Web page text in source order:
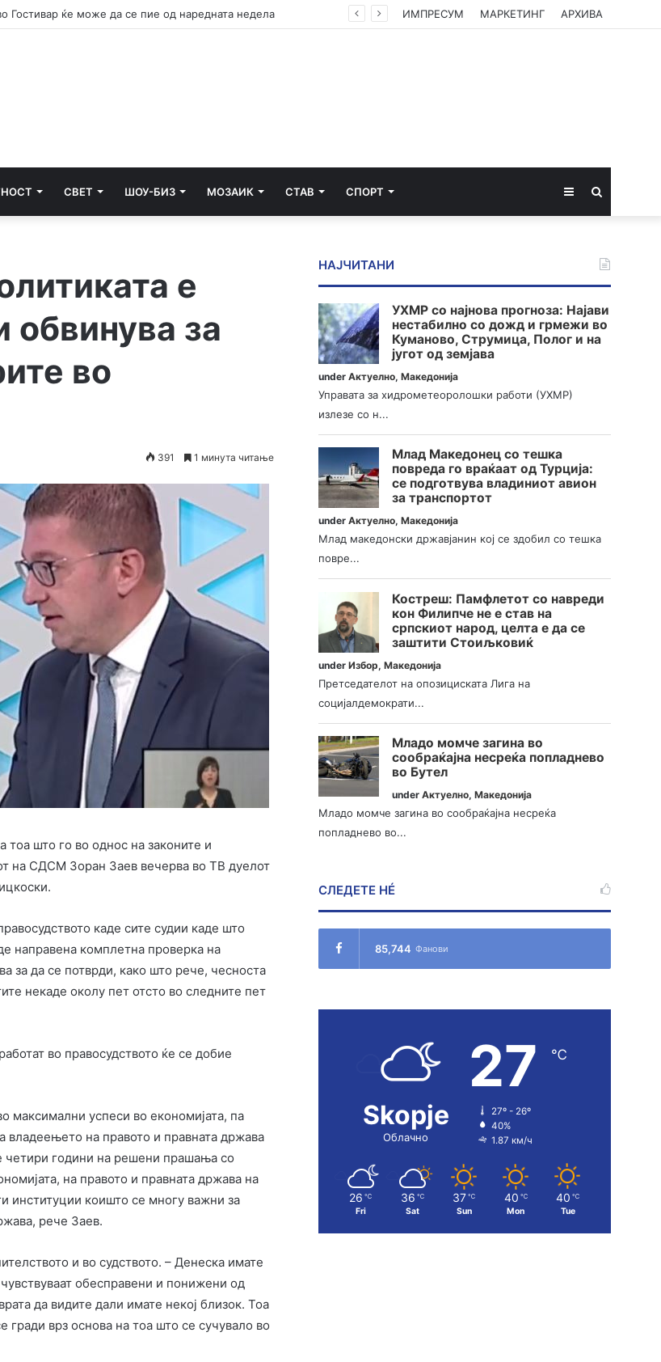
Гостивар ќе може да се пие од наредната недела ИМПРЕСУМ МАРКЕТИНГ АРХИВА
СВЕТ ШОУ-БИЗ МОЗАИК СТАВ СПОРТ Sidebar
е
за
во
391 1 минута читање
што го во однос на законите и
на СДСМ Зоран Заев вечерва во ТВ дуелот
каде сите судии каде што
направена комплетна проверка на
за да се потврди, како што рече, чесноста
некаде околу пет отсто во следните пет
во правосудството ќе се добие
максимални успеси во економијата, па
владеењето на правото и правната држава
четири години на решени прашања со
на правото и правната држава на
институции коишто се многу важни за
рече Заев.
и во судството. – Денеска имате
обесправени и понижени од
да видите дали имате некој близок. Тоа
врз основа на тоа што се сучувало во
НАЈЧИТАНИ
УХМР со најнова прогноза: Најави
нестабилно со дожд и грмежи во
Куманово, Струмица, Полог и на
југот од земјава
underАктуелно,Македонија
Управата за хидрометеоролошки работи (УХМР)
излезе со н...
Млад Македонец со тешка
повреда го враќаат од Турција:
се подготвува владиниот авион
за транспортот
underАктуелно,Македонија
Млад македонски државјанин кој се здобил со тешка
повре...
Костреш: Памфлетот со навреди
кон Филипче не е став на
српскиот народ, целта е да се
заштити Стоиљковиќ
underИзбор,Македонија
Претседателот на опозициската Лига на
социјалдемократи...
Младо момче загина во
сообраќајна несреќа попладнево
во Бутел
underАктуелно,Македонија
Младо момче загина во сообраќајна несреќа
попладнево во...
СЛЕДЕТЕ НÉ
85,744 Фанови
Skopje
Облачно
27 ℃
27º - 26º
40%
1.87 км/ч
26 ℃
Fri
36 ℃
Sat
37 ℃
Sun
40 ℃
Mon
40 ℃
Tue